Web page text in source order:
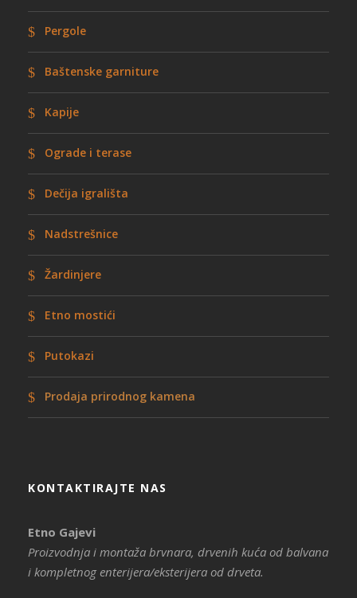
Pergole
Baštenske garniture
Kapije
Ograde i terase
Dečija igrališta
Nadstrešnice
Žardinjere
Etno mostići
Putokazi
Prodaja prirodnog kamena
KONTAKTIRAJTE NAS
Etno Gajevi
Proizvodnja i montaža brvnara, drvenih kuća od balvana
i kompletnog enterijera/eksterijera od drveta.